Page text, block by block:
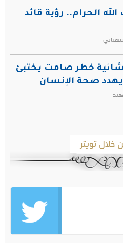
الحرام.. رؤية قائد
خطر صامت يختبئ
صحة الإنسان
خلال تويتر